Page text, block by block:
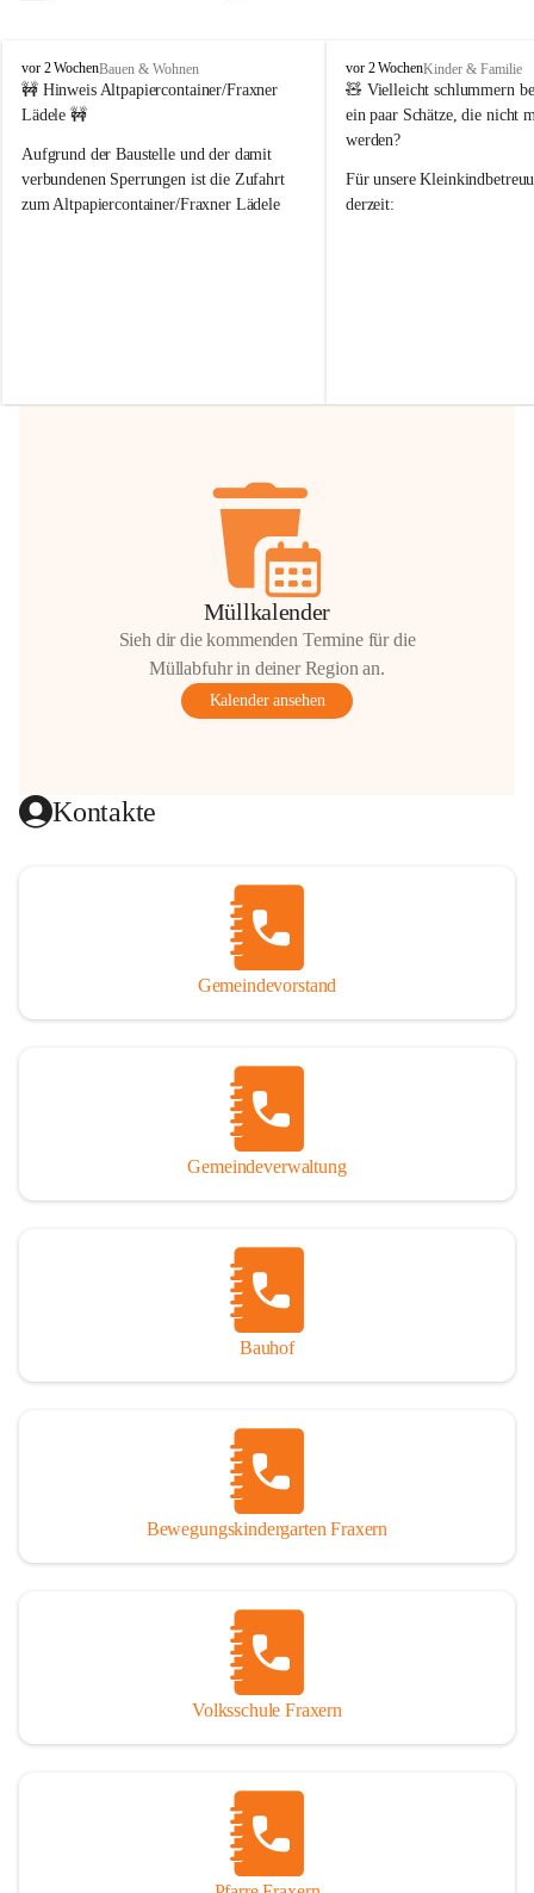
F
r
a
e
r
n
vor 2 WochenBauen & Wohnen
🚧 Hinweis Altpapiercontainer/Fraxner
Lädele 🚧
Aufgrund der Baustelle und der damit
verbundenen Sperrungen ist die Zufahrt
zum Altpapiercontainer/Fraxner Lädele
Hilfsbereitschaft!
F
r
a
x
r
n
vor 2 WochenKinder & Familie
🧸 Vielleicht schlummern
ein paar Schätze, die nicht
werden?
Für unsere
derzeit:
Müllkalender
Sieh dir die kommenden Termine für die
Müllabfuhr in deiner Region an.
Kalender ansehen
Kontakte
Gemeindevorstand
Gemeindeverwaltung
Bauhof
Bewegungskindergarten Fraxern
Volksschule Fraxern